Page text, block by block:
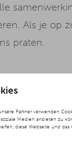
Partner verwenden
Medien anbieten zu
diese Webseite und
Als je op
praten.